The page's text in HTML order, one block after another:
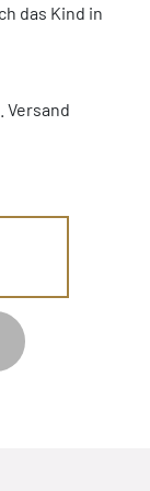
das Kind in
Versand